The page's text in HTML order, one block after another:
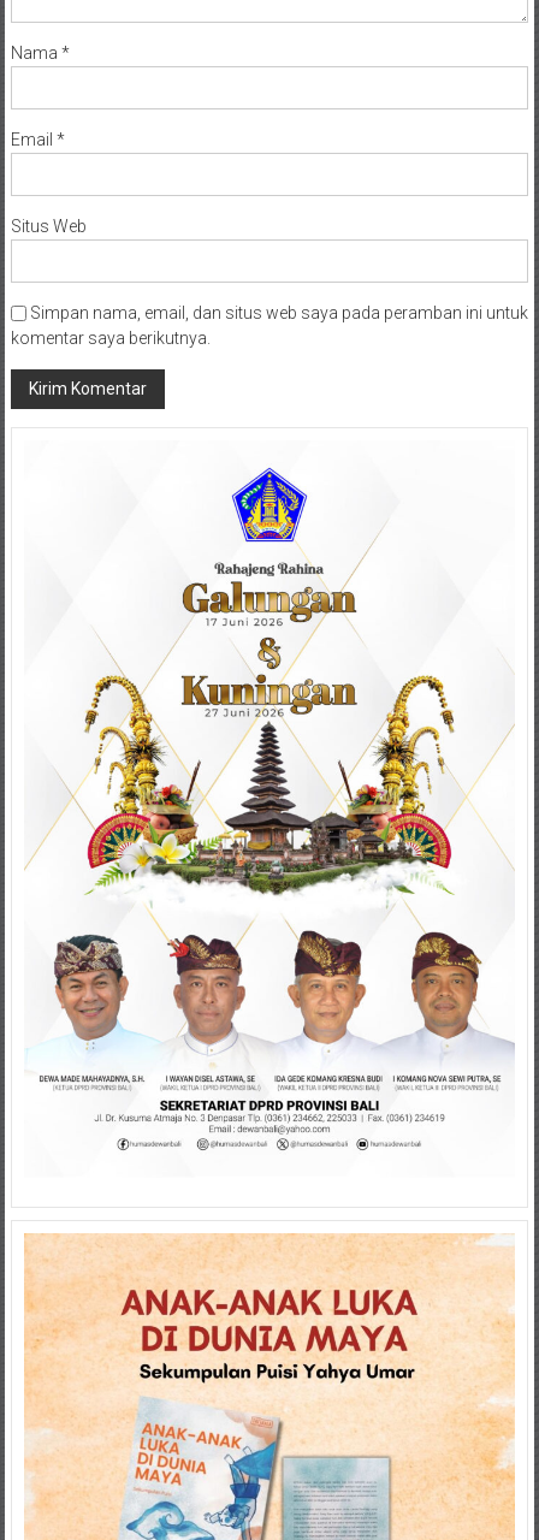
Nama *
Email *
Situs Web
Simpan nama, email, dan situs web saya pada peramban ini untuk
komentar saya berikutnya.